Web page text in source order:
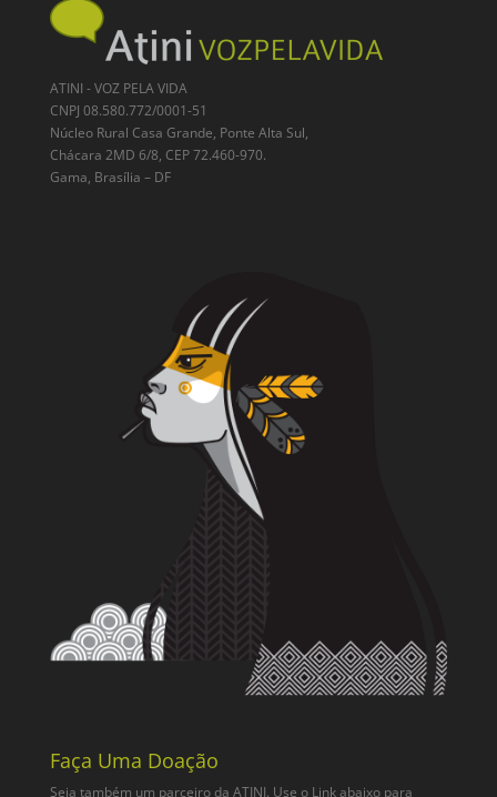
ATINI - VOZ PELA VIDA
CNPJ 08.580.772/0001-51
Núcleo Rural Casa Grande, Ponte Alta Sul,
Chácara 2MD 6/8, CEP 72.460-970.
Gama, Brasília – DF
Faça Uma Doação
Seja também um parceiro da ATINI. Use o Link abaixo para